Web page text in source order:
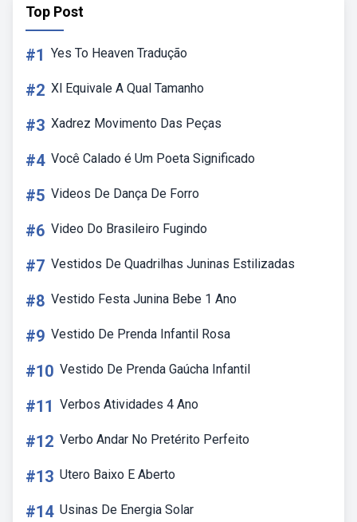
Top Post
#1 Yes To Heaven Tradução
#2 Xl Equivale A Qual Tamanho
#3 Xadrez Movimento Das Peças
#4 Você Calado é Um Poeta Significado
#5 Videos De Dança De Forro
#6 Video Do Brasileiro Fugindo
#7 Vestidos De Quadrilhas Juninas Estilizadas
#8 Vestido Festa Junina Bebe 1 Ano
#9 Vestido De Prenda Infantil Rosa
#10 Vestido De Prenda Gaúcha Infantil
#11 Verbos Atividades 4 Ano
#12 Verbo Andar No Pretérito Perfeito
#13 Utero Baixo E Aberto
#14 Usinas De Energia Solar